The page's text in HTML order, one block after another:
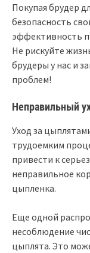
Покупая брудер
безопасность
эффективность
Не рискуйте
брудеры у нас и
проблем!
Неправильный
Уход за
трудоемким
привести к
неправильное
цыпленка.
Еще одной
несоблюдение
цыплята. Это